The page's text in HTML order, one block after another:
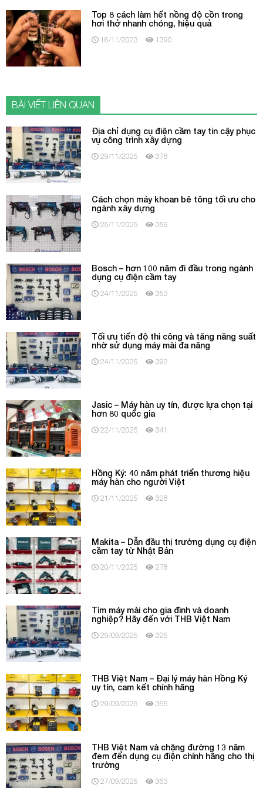
Top 8 cách làm hết nồng độ cồn trong
hơi thở nhanh chóng, hiệu quả
16/11/2023 1390
BÀI VIẾT LIÊN QUAN
Địa chỉ dụng cụ điện cầm tay tin cậy phục
vụ công trình xây dựng
29/11/2025 378
Cách chọn máy khoan bê tông tối ưu cho
ngành xây dựng
25/11/2025 359
Bosch – hơn 100 năm đi đầu trong ngành
dụng cụ điện cầm tay
24/11/2025 353
Tối ưu tiến độ thi công và tăng năng suất
nhờ sử dụng máy mài đa năng
24/11/2025 392
Jasic – Máy hàn uy tín, được lựa chọn tại
hơn 80 quốc gia
22/11/2025 341
Hồng Ký: 40 năm phát triển thương hiệu
máy hàn cho người Việt
21/11/2025 328
Makita – Dẫn đầu thị trường dụng cụ điện
cầm tay từ Nhật Bản
20/11/2025 278
Tìm máy mài cho gia đình và doanh
nghiệp? Hãy đến với THB Việt Nam
29/09/2025 325
THB Việt Nam – Đại lý máy hàn Hồng Ký
uy tín, cam kết chính hãng
29/09/2025 365
THB Việt Nam và chặng đường 13 năm
đem đến dụng cụ điện chính hãng cho thị
trường
27/09/2025 363